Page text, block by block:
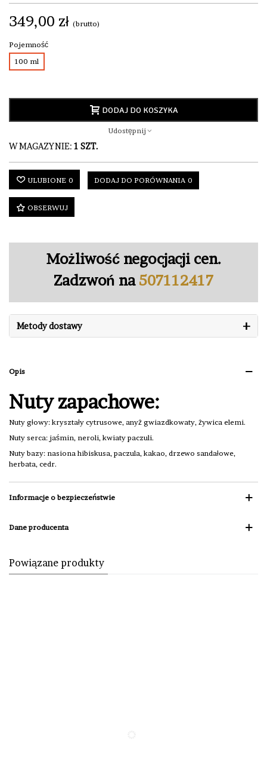
349,00 zł (brutto)
Pojemność
100 ml
DODAJ DO KOSZYKA
Udostępnij
W MAGAZYNIE: 1 SZT.
ULUBIONE 0 DODAJ DO PORÓWNANIA 0
OBSERWUJ
Możliwość negocjacji cen.
Zadzwoń na 507112417
Metody dostawy +
Opis
Nuty zapachowe:
Nuty głowy: kryształy cytrusowe, anyż gwiazdkowaty, żywica elemi.
Nuty serca: jaśmin, neroli, kwiaty paczuli.
Nuty bazy: nasiona hibiskusa, paczula, kakao, drzewo sandałowe,
herbata, cedr.
Informacje o bezpieczeństwie
Dane producenta
Powiązane produkty